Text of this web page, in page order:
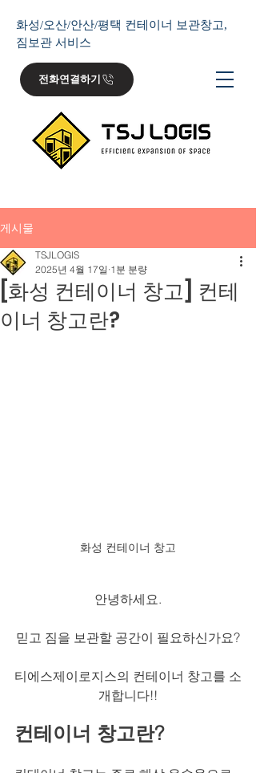
전화연결하기
화성/오산/안산/평택 컨테이너 보관창고,
짐보관 서비스
게시물
[화성 컨테이너 창고] 컨테
이너 창고란?
TSJLOGIS
2025년 4월 17일 1분 분량
화성 컨테이너 창고
안녕하세요.
믿고 짐을 보관할 공간이 필요하신가요?
티에스제이로지스의 컨테이너 창고를 소
개합니다!!
컨테이너 창고란?